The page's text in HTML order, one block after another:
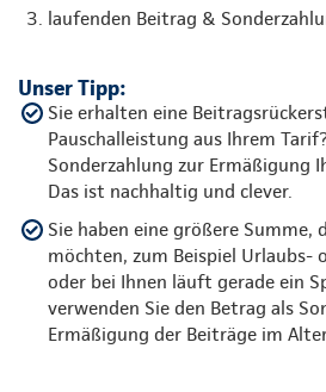
laufenden Beitrag &
Unser Tipp:
Sie erhalten eine
Pauschalleistung aus Ihrem
Sonderzahlung zur Ermäßigung
Das ist nachhaltig und clever.
Sie haben eine größere Summe,
möchten, zum Beispiel Urlaubs-
oder bei Ihnen läuft gerade ein
verwenden Sie den Betrag als
Ermäßigung der Beiträge im